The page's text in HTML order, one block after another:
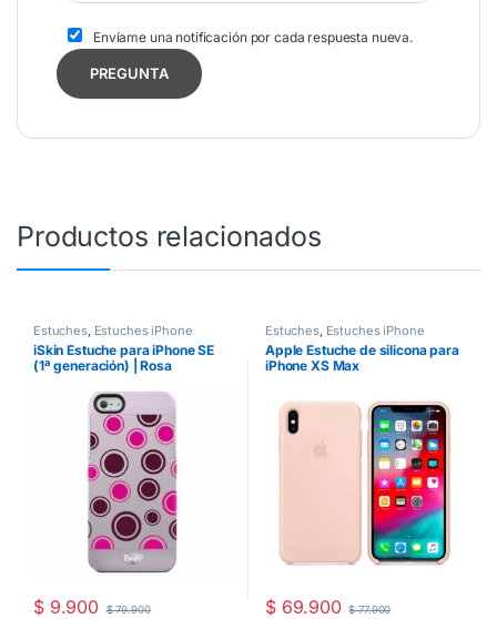
Envíame una notificación por cada respuesta nueva.
Productos relacionados
Estuches, Estuches iPhone
iSkin Estuche para iPhone SE
(1ª generación) | Rosa
$9.900 $79.900
Estuches, Estuches iPhone
Apple Estuche de silicona para
iPhone XS Max
$69.900 $77.900